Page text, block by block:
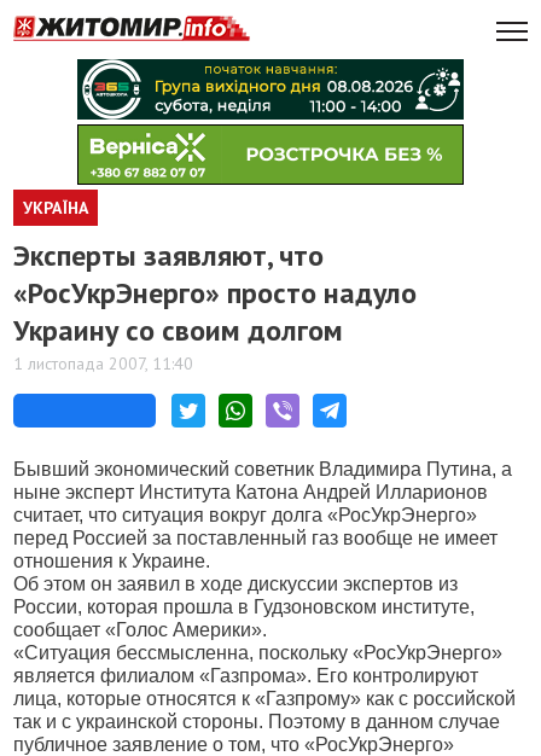
УКРАЇНА
Эксперты заявляют, что
«РосУкрЭнерго» просто надуло
Украину со своим долгом
1 листопада 2007, 11:40
Бывший экономический советник Владимира Путина, а
ныне эксперт Института Катона Андрей Илларионов
считает, что ситуация вокруг долга «РосУкрЭнерго»
перед Россией за поставленный газ вообще не имеет
отношения к Украине.
Об этом он заявил в ходе дискуссии экспертов из
России, которая прошла в Гудзоновском институте,
сообщает «Голос Америки».
«Ситуация бессмысленна, поскольку «РосУкрЭнерго»
является филиалом «Газпрома». Его контролируют
лица, которые относятся к «Газпрому» как с российской
так и с украинской стороны. Поэтому в данном случае
публичное заявление о том, что «РосУкрЭнерго»